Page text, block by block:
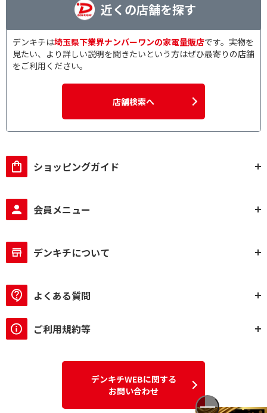
近くの店舗を探す
デンキチは埼玉県下業界ナンバーワンの家電量販店です。実物を
見たい、より詳しい説明を聞きたいという方はぜひ最寄りの店舗
をご利用ください。
店舗検索へ
ショッピングガイド
会員メニュー
デンキチについて
よくある質問
ご利用規約等
デンキチWEBに関する
お問い合わせ